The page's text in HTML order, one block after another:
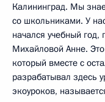
Калининград. Мы
со школьниками. У
начался учебный год,
Михайловой Анне.
который вместе с
разрабатывал здесь
экоуроков,